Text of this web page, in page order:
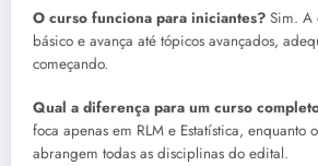
O curso funciona para iniciantes? Sim. A
básico e avança até tópicos avançados,
começando.
Qual a diferença para um curso
foca apenas em RLM e Estatística, enquanto
abrangem todas as disciplinas do edital.